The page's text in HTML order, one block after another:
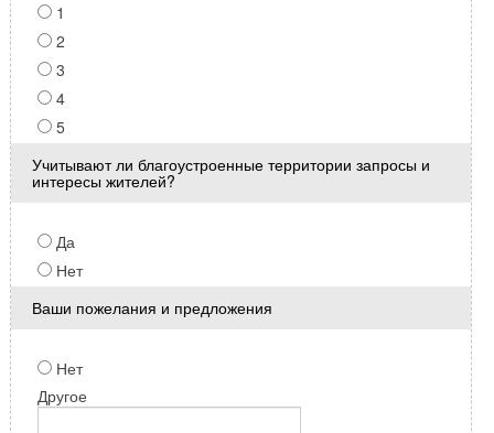
1
2
3
4
5
Учитывают ли благоустроенные территории запросы и
интересы жителей?
Да
Нет
Ваши пожелания и предложения
Нет
Другое